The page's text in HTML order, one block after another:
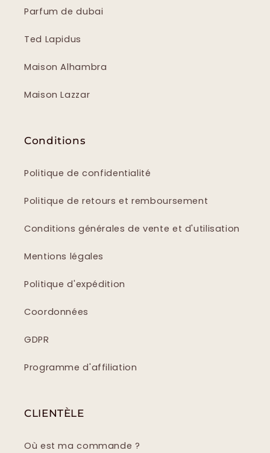
Parfum de dubai
Ted Lapidus
Maison Alhambra
Maison Lazzar
Conditions
Politique de confidentialité
Politique de retours et remboursement
Conditions générales de vente et d'utilisation
Mentions légales
Politique d'expédition
Coordonnées
GDPR
Programme d'affiliation
CLIENTÈLE
Où est ma commande ?